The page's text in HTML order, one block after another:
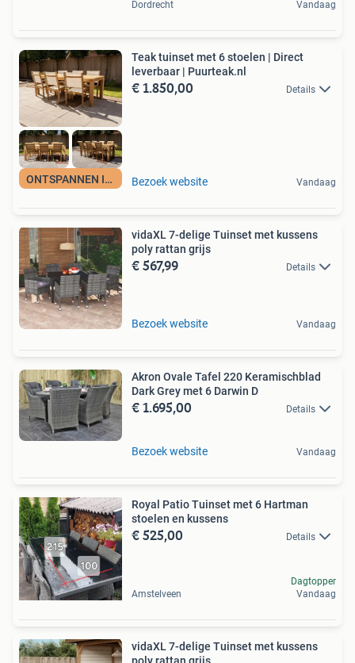
Dordrecht
Vandaag
ONTSPANNEN IN LUXE
Teak tuinset met 6 stoelen | Direct
leverbaar | Puurteak.nl
€ 1.850,00 Details
Bezoek website Vandaag
vidaXL 7-delige Tuinset met kussens
poly rattan grijs
€ 567,99 Details
Bezoek website Vandaag
Akron Ovale Tafel 220 Keramischblad
Dark Grey met 6 Darwin D
€ 1.695,00 Details
Bezoek website Vandaag
Royal Patio Tuinset met 6 Hartman
stoelen en kussens
€ 525,00 Details
Amstelveen
Dagtopper
Vandaag
vidaXL 7-delige Tuinset met kussens